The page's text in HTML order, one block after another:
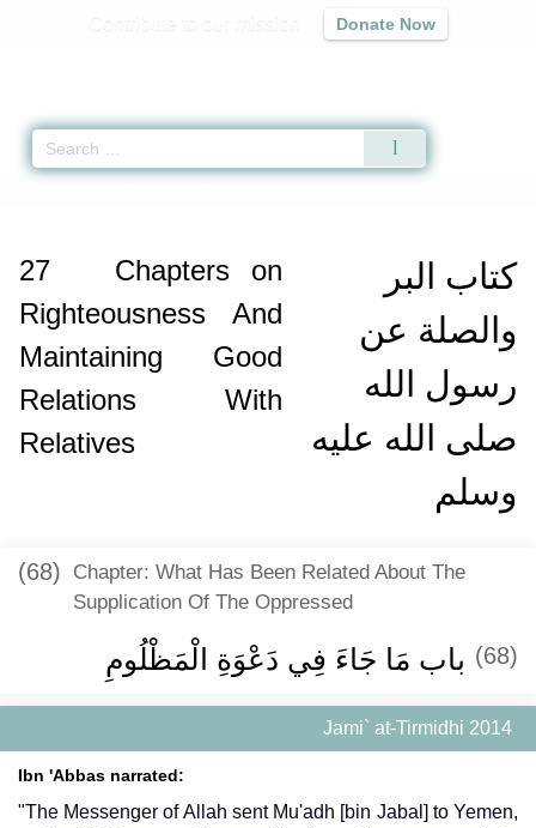
Donate Now
كتاب البر
والصلة عن
رسول الله
صلى الله عليه
وسلم
27
Chapters on
Righteousness And
Maintaining Good
Relations With
Relatives
(68) Chapter: What Has Been Related About The
Supplication Of The Oppressed
(68) باب مَا جَاءَ فِي دَعْوَةِ الْمَظْلُومِ
Jami` at-Tirmidhi 2014
Ibn 'Abbas narrated:
"The Messenger of Allah sent Mu'adh [bin Jabal] to Yemen,